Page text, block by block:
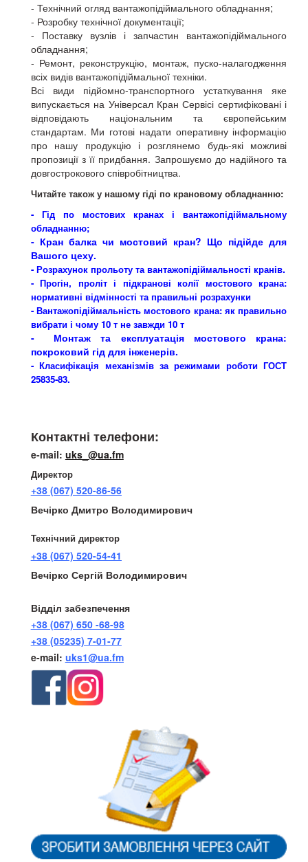
- Технічний огляд вантажопідіймального обладнання;
- Розробку технічної документації;
- Поставку вузлів і запчастин вантажопідіймального
обладнання;
- Ремонт, реконструкцію, монтаж, пуско-налагодження
всіх видів вантажопідіймальної техніки.
Всі види підйомно-транспортного устаткування яке
випускається на Універсал Кран Сервісі сертифіковані і
відповідають національним та європейським
стандартам. Ми готові надати оперативну інформацію
про нашу продукцію і розглянемо будь-які можливі
пропозиції з її придбання. Запрошуємо до надійного та
довгострокового співробітництва.
Читайте також у нашому гіді по крановому обладнанню:
- Гід по мостових кранах і вантажопідіймальному
обладнанню;
- Кран балка чи мостовий кран? Що підійде для
Вашого цеху.
- Розрахунок прольоту та вантажопідіймальності кранів.
- Прогін, проліт і підкранові колії мостового крана:
нормативні відмінності та правильні розрахунки
-Вантажопідіймальність мостового крана: як правильно
вибрати і чому 10 т не завжди 10 т
- Монтаж та експлуатація мостового крана:
покроковий гід для інженерів.
- Класифікація механізмів за режимами роботи ГОСТ
25835-83.
Контактні телефони:
e-mail: uks_@ua.fm
Директор
+38 (067) 520-86-56
Вечірко Дмитро Володимирович
Технічний директор
+38 (067) 520-54-41
Вечірко Сергій Володимирович
Відділ забезпечення
+38 (067) 650 -68-98
+38 (05235) 7-01-77
e-mail: uks1@ua.fm